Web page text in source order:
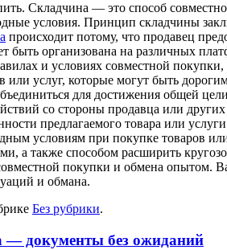
Склaдчинa — этo способ
условия. Принцип складчины
происходит потому, что продавец
организована на различных
и условиях совместной
или услуг, которые могут быть
для достижения общей
со стороны продавца или
предлагаемого товара или
условиям при покупке товаров
а также способом расширить
покупки и обмена
и обмана.
Без рубрики.
— документы без ожиданий